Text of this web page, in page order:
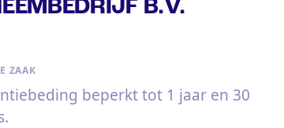
ZAAK
beperkt tot 1 jaar en 30